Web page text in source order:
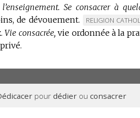
Se consacrer à
de dévouement.
MARQUE
DE
RELIGION
Vie consacrée, vie ordonnée à la
pour dédier ou consacrer